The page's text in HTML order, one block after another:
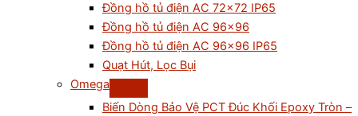
Đồng hồ tủ điện AC 72×72 IP65
Đồng hồ tủ điện AC 96×96
Đồng hồ tủ điện AC 96×96 IP65
Quạt Hút, Lọc Bụi
Omega
Biến Dòng Bảo Vệ PCT Đúc Khối Epoxy Tròn –